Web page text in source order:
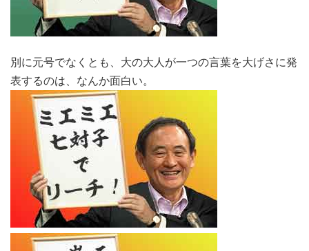
別に元号でなくとも、大の大人が一つの言葉を大げさに発
表するのは、なんか面白い。